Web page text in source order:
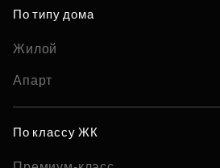
По типу дома
Жилой
Апарт
По классу ЖК